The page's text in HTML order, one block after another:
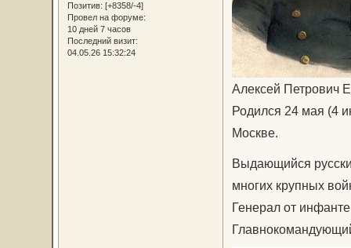
Позитив: [+8358/-4]
Провел на форуме:
10 дней 7 часов
Последний визит:
04.05.26 15:32:24
Алексей Петрович
Родился 24 мая (4
Москве.
Выдающийся
многих крупных
Генерал от